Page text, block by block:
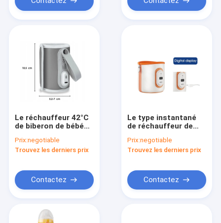
Le réchauffeur 42°C
de biberon de bébé
isolé le réchauffeur
de lait sur vont
Prix:negotiable
Trouvez les derniers prix
Contactez
Le type instantané
de réchauffeur de
contrôle de
température préfet
Prix:negotiable
Trouvez les derniers prix
Contactez